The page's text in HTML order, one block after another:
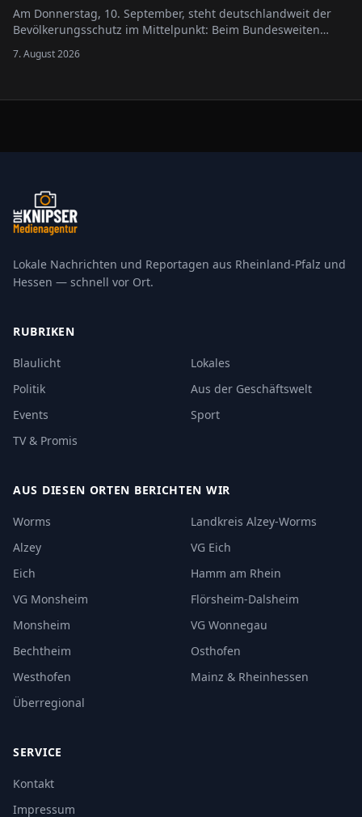
Am Donnerstag, 10. September, steht deutschlandweit der
Bevölkerungsschutz im Mittelpunkt: Beim Bundesweiten
ihre Warnsysteme für Krisen- und Katastrophenfälle.
7. August 2026
Lokale Nachrichten und Reportagen aus Rheinland-Pfalz und
Hessen — schnell vor Ort.
RUBRIKEN
Blaulicht
Lokales
Politik
Aus der Geschäftswelt
Events
Sport
TV & Promis
AUS DIESEN ORTEN BERICHTEN WIR
Worms
Landkreis Alzey-Worms
Alzey
VG Eich
Eich
Hamm am Rhein
VG Monsheim
Flörsheim-Dalsheim
Monsheim
VG Wonnegau
Bechtheim
Osthofen
Westhofen
Mainz & Rheinhessen
Überregional
SERVICE
Kontakt
Impressum